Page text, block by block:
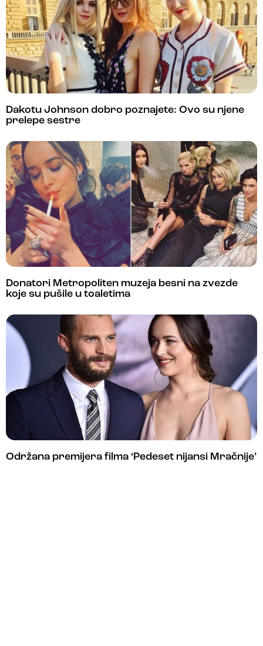
Dakotu Johnson dobro poznajete: Ovo su njene
prelepe sestre
Donatori Metropoliten muzeja besni na zvezde
koje su pušile u toaletima
Održana premijera filma ‘Pedeset nijansi Mračnije’